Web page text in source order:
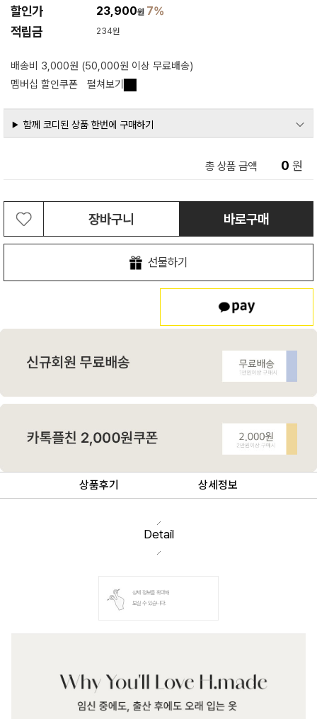
할인가 23,900원 7%
적립금 234원
배송비 3,000원 (50,000원 이상 무료배송)
멤버십 할인쿠폰
펼쳐보기
함께 코디된 상품 한번에 구매하기
총 상품 금액 0 원
장바구니 바로구매
선물하기
상품후기 상세정보
Detail
상세 정보를 확대해
보실 수 있습니다.